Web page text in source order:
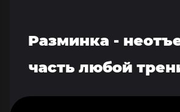
Разминка -
часть любой